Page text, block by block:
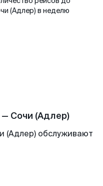
(Адлер) в неделю
Сочи (Адлер)
(Адлер) обслуживают